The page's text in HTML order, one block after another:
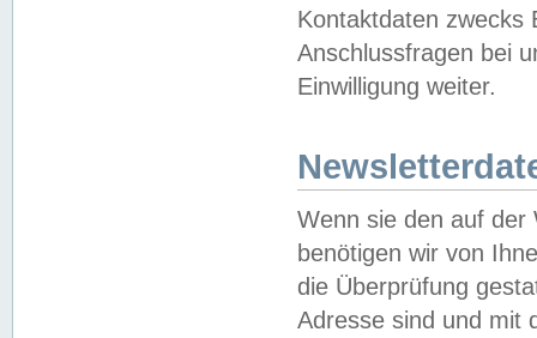
Kontaktdaten zwecks
Anschlussfragen bei
Einwilligung weiter.
Wenn sie den auf der
benötigen wir von
die Überprüfung
Adresse sind und mit